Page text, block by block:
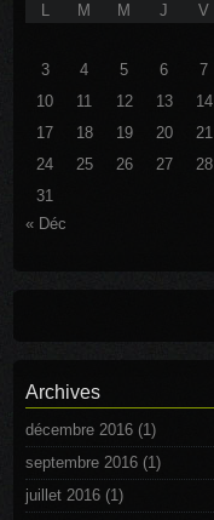
L
M M J V
3
4 5 6 7
10
11 12 13 14
17
18 19 20 21
24
25 26 27 28
31
« Déc
Archives
décembre 2016 (1)
septembre 2016 (1)
juillet 2016 (1)